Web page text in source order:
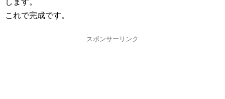
これで完成です。
スポンサーリンク